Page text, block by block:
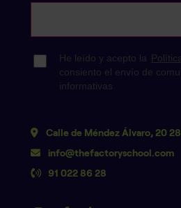
Calle de Méndez Álvaro, 20
info@thefactoryschool.com
91 022 86 28